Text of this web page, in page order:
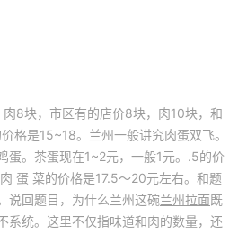
8块，市区有的店价8块，肉10块，和
格是15~18。兰州一般讲究肉蛋双飞。
蛋。茶蛋现在1~2元，一般1元。.5的价
蛋 菜的价格是17.5～20元左右。和题
说回题目，为什么兰州这碗兰州拉面既
系统。这里不仅指味道和肉的数量，还